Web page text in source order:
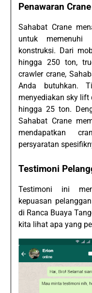
Penawaran
Sahabat Crane
untuk memenuhi
konstruksi. Dari
hingga 250 ton,
crawler crane,
Anda butuhkan.
menyediakan sky
hingga 25 ton.
Sahabat Crane
mendapatkan
persyaratan
Testimoni
Testimoni ini
kepuasan
di Ranca Buaya
kita lihat apa yang